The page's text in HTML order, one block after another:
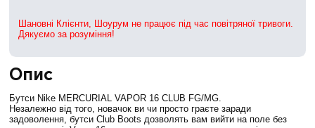
Опис
Бутси Nike MERCURIAL VAPOR 16 CLUB FG/MG.
Незалежно від того, новачок ви чи просто граєте заради
задоволення, бутси Club Boots дозволять вам вийти на поле без
Шановні Клієнти, Шоурум не працює під час повітряної тривоги.
Дякуємо за розуміння!